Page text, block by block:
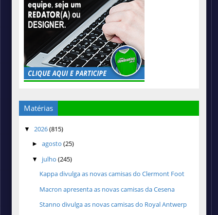
Matérias
▼ 2026(815)
► agosto (25)
▼ julho (245)
Kappa divulga as novas camisas do Clermont Foot
Macron apresenta as novas camisas da Cesena
Stanno divulga as novas camisas do Royal Antwerp